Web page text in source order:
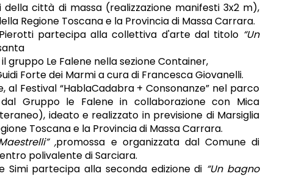
città di massa (realizzazione manifesti 3x2 m),
Regione Toscana e la Provincia di Massa Carrara.
partecipa alla collettiva d'arte dal titolo “Un
Le Falene nella sezione Container,
Forte dei Marmi a cura di Francesca Giovanelli.
Festival “HablaCadabra + Consonanze” nel parco
Gruppo le Falene in collaborazione con Mica
ideato e realizzato in previsione di Marsiglia
Toscana e la Provincia di Massa Carrara.
,promossa e organizzata dal Comune di
polivalente di Sarciara.
Simi partecipa alla seconda edizione di “Un bagno